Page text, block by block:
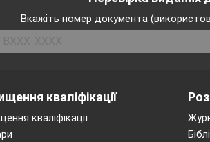
Вкажіть номер документа
кваліфікації
кваліфікації